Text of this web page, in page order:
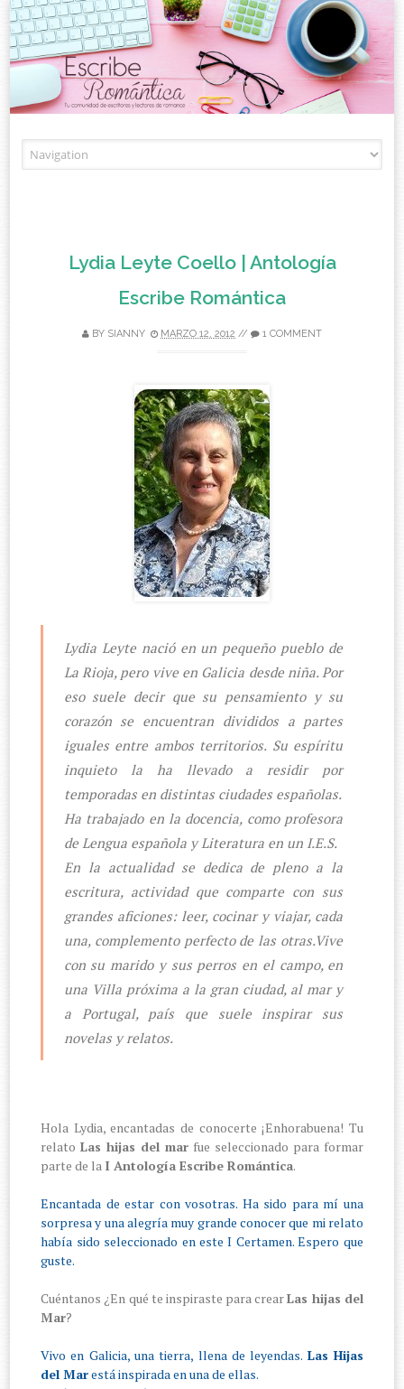
Lydia Leyte Coello | Antología
Escribe Romántica
BY SIANNY MARZO 12, 2012 // 1 COMMENT
Lydia Leyte nació en un pequeño pueblo de
La Rioja, pero vive en Galicia desde niña. Por
eso suele decir que su pensamiento y su
corazón se encuentran divididos a partes
iguales entre ambos territorios. Su espíritu
inquieto la ha llevado a residir por
temporadas en distintas ciudades españolas.
Ha trabajado en la docencia, como profesora
de Lengua española y Literatura en un I.E.S.
En la actualidad se dedica de pleno a la
escritura, actividad que comparte con sus
grandes aficiones: leer, cocinar y viajar, cada
una, complemento perfecto de las otras.Vive
con su marido y sus perros en el campo, en
una Villa próxima a la gran ciudad, al mar y
a Portugal, país que suele inspirar sus
novelas y relatos.
Hola Lydia, encantadas de conocerte ¡Enhorabuena! Tu
relatoLas hijas del mar fue seleccionado para formar
parte de la I Antología Escribe Romántica.
Encantada de estar con vosotras. Ha sido para mí una
sorpresa y una alegría muy grande conocer que mi relato
había sido seleccionado en este I Certamen. Espero que
guste.
Cuéntanos ¿En qué te inspiraste para crearLas hijas del
Mar?
Vivo en Galicia, una tierra, llena de leyendas. Las Hijas
del Marestá inspirada en una de ellas.